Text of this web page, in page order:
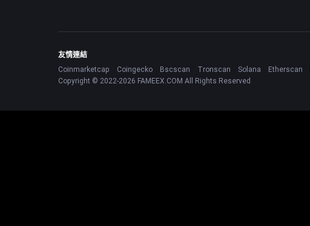
友情連結
Coinmarketcap
Coingecko Bscscan Tronscan Solana Etherscan
Copyright © 2022-2026 FAMEEX.COM All Rights Reserved